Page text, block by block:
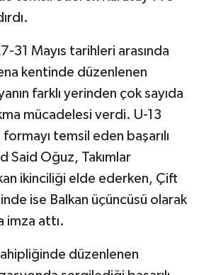
31 Mayıs tarihleri arasında
kentinde düzenlenen
farklı yerinden çok sayıda
mücadelesi verdi. U-13
temsil eden başarılı
Said Oğuz, Takımlar
ikinciliği elde ederken, Çift
ise Balkan üçüncüsü olarak
imza attı.
düzenlenen